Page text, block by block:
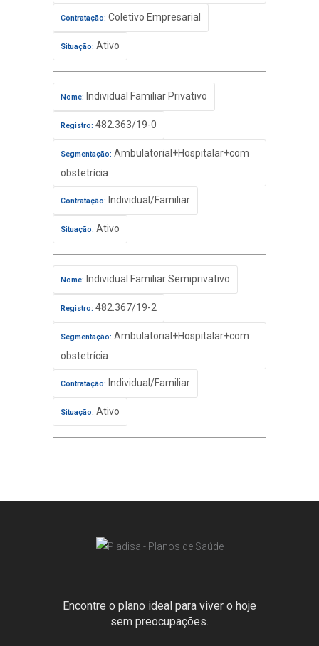
Contratação: Coletivo Empresarial
Situação: Ativo
Nome: Individual Familiar Privativo
Registro: 482.363/19-0
Segmentação: Ambulatorial+Hospitalar+com
obstetrícia
Contratação: Individual/Familiar
Situação: Ativo
Nome: Individual Familiar Semiprivativo
Registro: 482.367/19-2
Segmentação: Ambulatorial+Hospitalar+com
obstetrícia
Contratação: Individual/Familiar
Situação: Ativo
Encontre o plano ideal para viver o hoje
sem preocupações.